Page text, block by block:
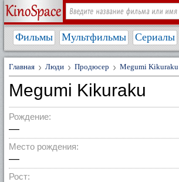
Фильмы Мультфильмы Сериалы
Главная Люди Продюсер Megumi Kikuraku
Megumi Kikuraku
Рождение:
—
Место рождения:
—
Рост: